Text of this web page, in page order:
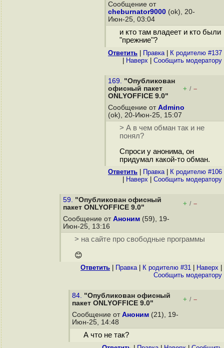
Сообщение от
cheburnator9000 (ok), 20-
Июн-25, 03:04
и кто там владеет и кто были
"прежние"?
Ответить Правка|
К родителю #137
Наверх Cообщить модератору
169. "Опубликован
офисный пакет
ONLYOFFICE 9.0"
+ / –
Сообщение от Admino
(ok), 20-Июн-25, 15:07
> А в чем обман так и не
понял?
Спроси у анонима, он
придумал какой-то обман.
Ответить Правка|
К родителю #106
Наверх Cообщить модератору
59. "Опубликован офисный
пакет ONLYOFFICE 9.0"
+ / –
Сообщение от Аноним (59), 19-
Июн-25, 13:16
> на сайте про свободные программы
😊
Ответить Правка| К родителю #31 Наверх
Cообщить модератору
84. "Опубликован офисный
пакет ONLYOFFICE 9.0"
+ / –
Сообщение от Аноним (21), 19-
Июн-25, 14:48
А что не так?